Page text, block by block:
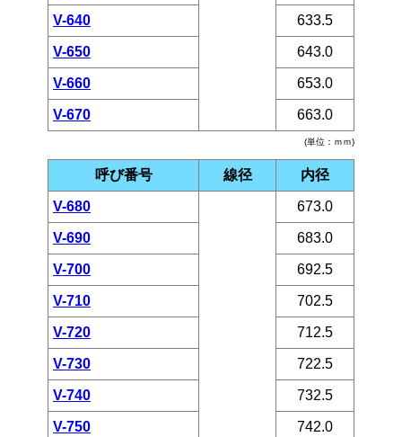
(単位：ｍｍ)
V-640 633.5
V-650 643.0
V-660 653.0
V-670 663.0
呼び番号 線径 内径
V-680 673.0
V-690 683.0
V-700 692.5
V-710 702.5
V-720 712.5
V-730 722.5
V-740 732.5
V-750 742.0